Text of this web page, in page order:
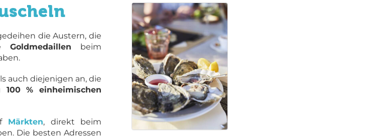
die Austern, die
Goldmedaillen beim
auch diejenigen an, die
100 % einheimischen
Märkten, direkt beim
Die besten Adressen